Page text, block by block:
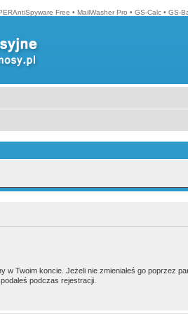
Free • MailWasher Pro • GS-Calc • GS-
w Twoim koncie. Jeżeli nie zmieniałeś go poprzez
podczas rejestracji.